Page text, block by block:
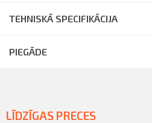
TEHNISKĀ SPECIFIKĀCIJA
PIEGĀDE
LĪDZĪGAS PRECES